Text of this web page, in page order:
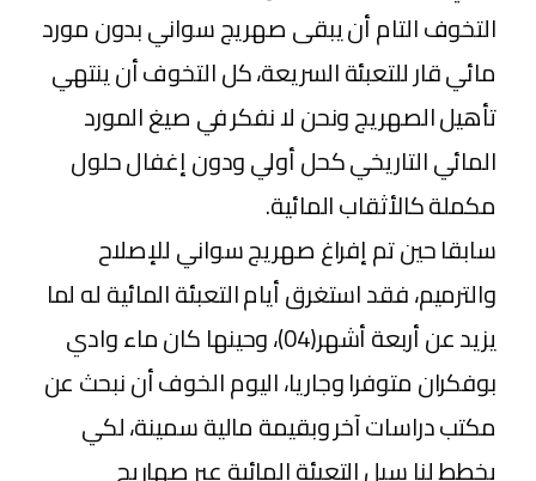
التخوف التام أن يبقى صهريج سواني بدون مورد
مائي قار للتعبئة السريعة، كل التخوف أن ينتهي
تأهيل الصهريج ونحن لا نفكر في صيغ المورد
المائي التاريخي كحل أولي ودون إغفال حلول
مكملة كالأثقاب المائية.
سابقا حين تم إفراغ صهريج سواني للإصلاح
والترميم، فقد استغرق أيام التعبئة المائية له لما
يزيد عن أربعة أشهر(04)، وحينها كان ماء وادي
بوفكران متوفرا وجاريا، اليوم الخوف أن نبحث عن
مكتب دراسات آخر وبقيمة مالية سمينة، لكي
يخطط لنا سبل التعبئة المائية عبر صهاريج